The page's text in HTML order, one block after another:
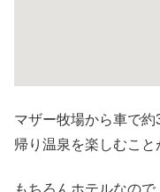
マザー牧場から車で
帰り温泉を楽しむこと